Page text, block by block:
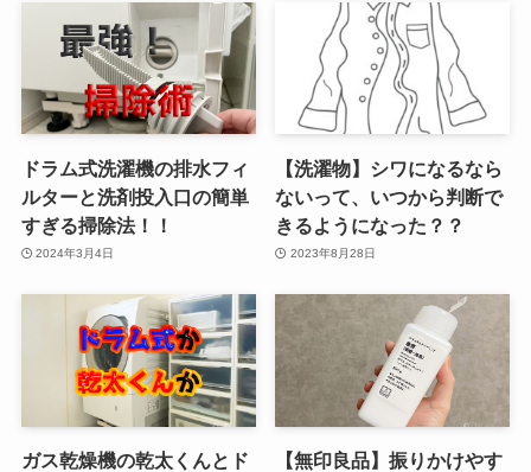
ドラム式洗濯機の排水フィ
ルターと洗剤投入口の簡単
すぎる掃除法！！
2024年3月4日
【洗濯物】シワになるなら
ないって、いつから判断で
きるようになった？？
2023年8月28日
ガス乾燥機の乾太くんとド
【無印良品】振りかけやす